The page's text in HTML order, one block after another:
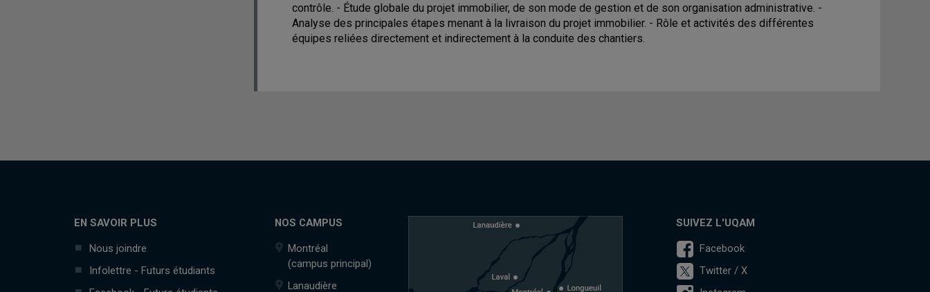
contrôle. - Étude globale du projet immobilier, de son mode de gestion et de son organisation administrative. -
Analyse des principales étapes menant à la livraison du projet immobilier. - Rôle et activités des différentes
équipes reliées directement et indirectement à la conduite des chantiers.
EN SAVOIR PLUS
Nous joindre
Infolettre - Futurs étudiants
NOS CAMPUS
Montréal
(campus principal)
Lanaudière
SUIVEZ L'UQAM
Facebook
Twitter / X